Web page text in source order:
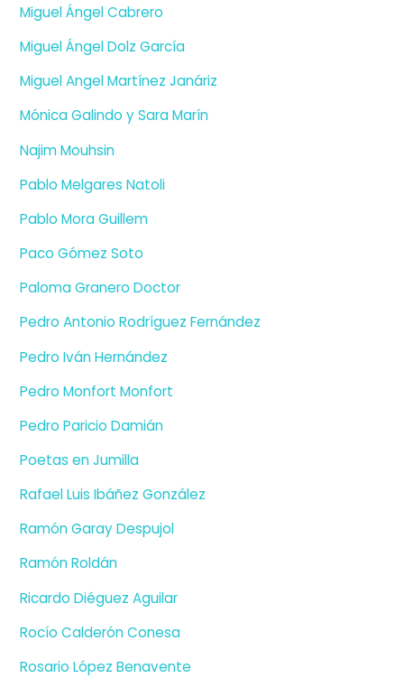
Miguel Ángel Cabrero
Miguel Ángel Dolz García
Miguel Angel Martínez Janáriz
Mónica Galindo y Sara Marín
Najim Mouhsin
Pablo Melgares Natoli
Pablo Mora Guillem
Paco Gómez Soto
Paloma Granero Doctor
Pedro Antonio Rodríguez Fernández
Pedro Iván Hernández
Pedro Monfort Monfort
Pedro Paricio Damián
Poetas en Jumilla
Rafael Luis Ibáñez González
Ramón Garay Despujol
Ramón Roldán
Ricardo Diéguez Aguilar
Rocío Calderón Conesa
Rosario López Benavente